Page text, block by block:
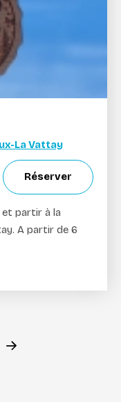
La Vattay
Réserver
et partir à la
A partir de 6
Suivant